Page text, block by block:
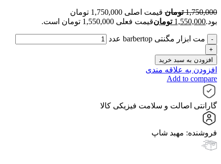
1,750,000 تومان
قیمت اصلی 1,750,000 تومان
بود.1,550,000 تومانقیمت فعلی 1,550,000 تومان است.
مت ابزار مگنتی barbertop عدد
افزودن به سبد خرید
افزودن به علاقه مندی
Add to compare
گارانتی اصالت و سلامت فیزیکی کالا
فروشنده: مهبد شاپ